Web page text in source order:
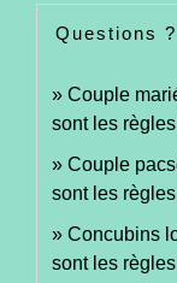
Questions
Couple
sont les
Couple
sont les
Concubins
sont les